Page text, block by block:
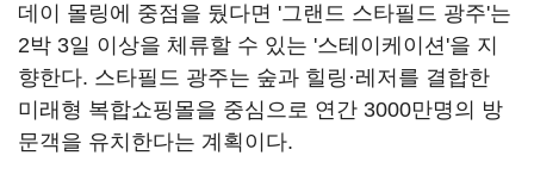
데이 몰링에 중점을 뒀다면 '그랜드 스타필드 광주'는
2박 3일 이상을 체류할 수 있는 '스테이케이션'을 지
향한다. 스타필드 광주는 숲과 힐링·레저를 결합한
미래형 복합쇼핑몰을 중심으로 연간 3000만명의 방
문객을 유치한다는 계획이다.